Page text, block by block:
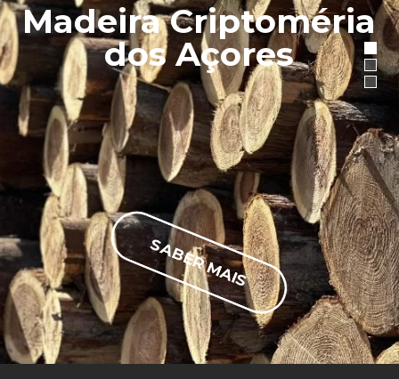
Madeira Criptoméria
dos Açores
SABER MAIS